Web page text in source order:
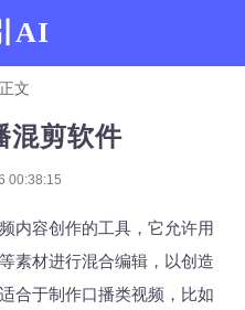
AI
文
混剪软件
00:38:15
内容创作的工具，它允许用
素材进行混合编辑，以创造
合于制作口播类视频，比如